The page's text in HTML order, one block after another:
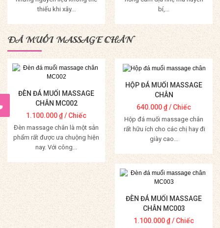
thiếu khi xây...
Mua Hàng
bí,...
Mua Hàng
ĐÁ MUỐI MASSAGE CHÂN
ĐÈN ĐÁ MUỐI MASSAGE
CHÂN MC002
1.100.000₫/ Chiếc
Đèn massage chân là một sản
phẩm rất được ưa chuộng hiện
nay. Với công...
Mua Hàng
HỘP ĐÁ MUỐI MASSAGE
CHÂN
640.000₫/ Chiếc
Hộp đá muối massage chân
rất hữu ích cho các chị hay đi
giày cao...
Mua Hàng
ĐÈN ĐÁ MUỐI MASSAGE
CHÂN MC003
1.100.000₫/ Chiếc